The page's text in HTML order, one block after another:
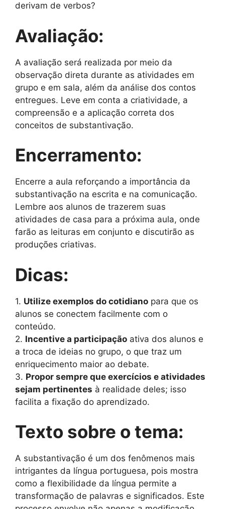
derivam de verbos?
Avaliação:
A avaliação será realizada por meio da
observação direta durante as atividades em
grupo e em sala, além da análise dos contos
entregues. Leve em conta a criatividade, a
compreensão e a aplicação correta dos
conceitos de substantivação.
Encerramento:
Encerre a aula reforçando a importância da
substantivação na escrita e na comunicação.
Lembre aos alunos de trazerem suas
atividades de casa para a próxima aula, onde
farão as leituras em conjunto e discutirão as
produções criativas.
Dicas:
1. Utilize exemplos do cotidiano para que os
alunos se conectem facilmente com o
conteúdo.
2. Incentive a participação ativa dos alunos e
a troca de ideias no grupo, o que traz um
enriquecimento maior ao debate.
3. Propor sempre que exercícios e atividades
sejam pertinentes à realidade deles; isso
facilita a fixação do aprendizado.
Texto sobre o tema:
A substantivação é um dos fenômenos mais
intrigantes da língua portuguesa, pois mostra
como a flexibilidade da língua permite a
transformação de palavras e significados. Este